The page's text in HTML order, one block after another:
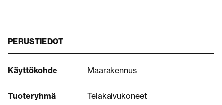
PERUSTIEDOT
Käyttökohde Maarakennus
Tuoteryhmä Telakaivukoneet